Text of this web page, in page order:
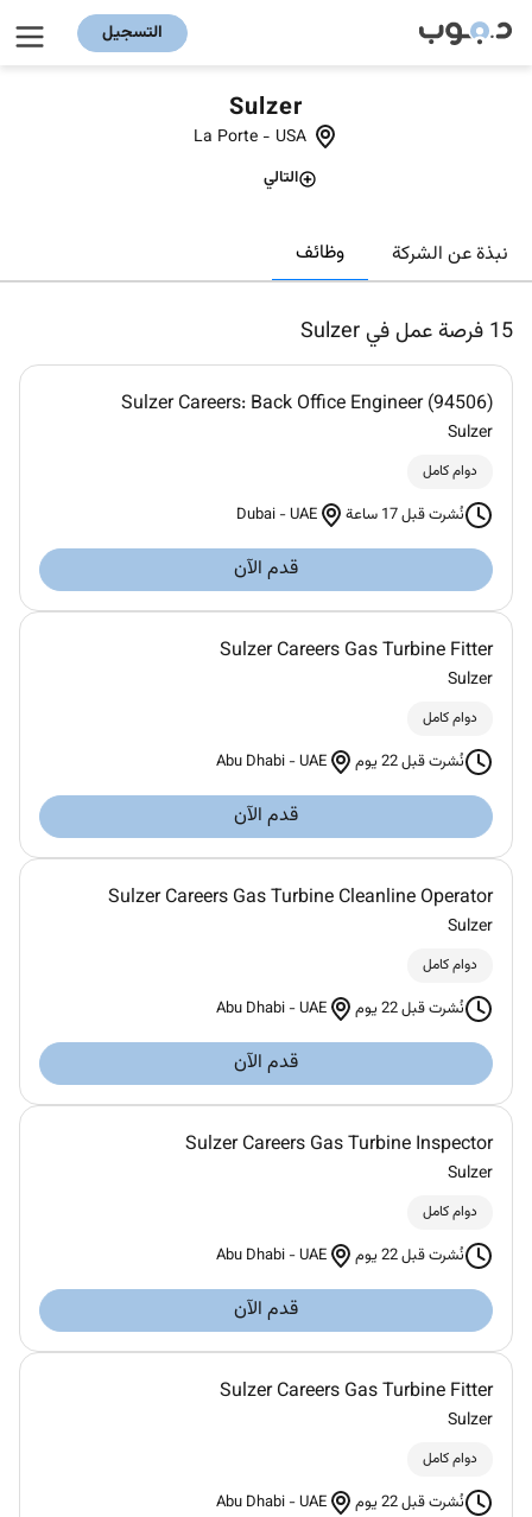
التسجيل
Sulzer
La Porte - USA
التالي
نبذة عن الشركة وظائف
15 فرصة عمل في Sulzer
Sulzer Careers: Back Office Engineer (94506)
Sulzer
دوام كامل
نُشرت قبل 17 ساعة Dubai -UAE
قدم الآن
Sulzer Careers Gas Turbine Fitter
Sulzer
دوام كامل
نُشرت قبل 22 يوم Abu Dhabi -UAE
قدم الآن
Sulzer Careers Gas Turbine Cleanline Operator
Sulzer
دوام كامل
نُشرت قبل 22 يوم Abu Dhabi -UAE
قدم الآن
Sulzer Careers Gas Turbine Inspector
Sulzer
دوام كامل
نُشرت قبل 22 يوم Abu Dhabi -UAE
قدم الآن
Sulzer Careers Gas Turbine Fitter
Sulzer
دوام كامل
نُشرت قبل 22 يوم Abu Dhabi -UAE